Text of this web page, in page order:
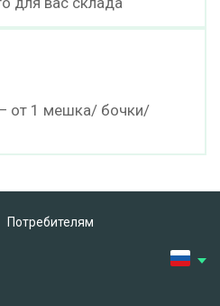
от 1 мешка/ бочки/
Потребителям